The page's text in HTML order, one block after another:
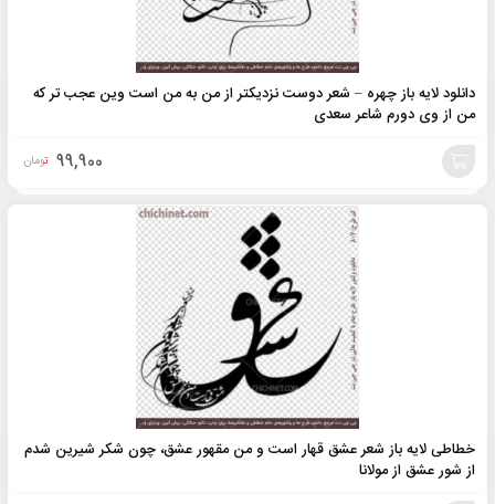
دانلود لایه باز چهره – شعر دوست نزدیکتر از من به من است وین عجب تر که
من از وی دورم شاعر سعدی
99,900 تومان
خطاطی لایه باز شعر عشق قهار است و من مقهور عشق، چون شکر شیرین شدم
از شور عشق از مولانا